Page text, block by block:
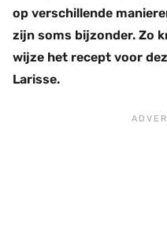
op verschillende
zijn soms bijzonder. Zo
wijze het recept voor
Larisse.